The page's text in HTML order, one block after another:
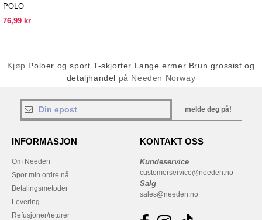
POLO
76,99 kr
Kjøp Poloer og sport T-skjorter Lange ermer Brun grossist og
detaljhandel på Needen Norway
melde deg på!
INFORMASJON
Om Needen
Spor min ordre nå
Betalingsmetoder
Levering
Refusjoner/returer
KONTAKT OSS
Kundeservice
customerservice@needen.no
Salg
sales@needen.no